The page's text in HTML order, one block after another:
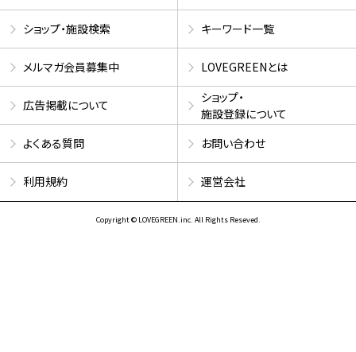
ショップ・施設検索 キーワード一覧
メルマガ会員募集中 LOVEGREENとは
広告掲載について
ショップ・
施設登録について
よくある質問
お問い合わせ
利用規約 運営会社
Copyright © LOVEGREEN.inc. All Rights Reseved.